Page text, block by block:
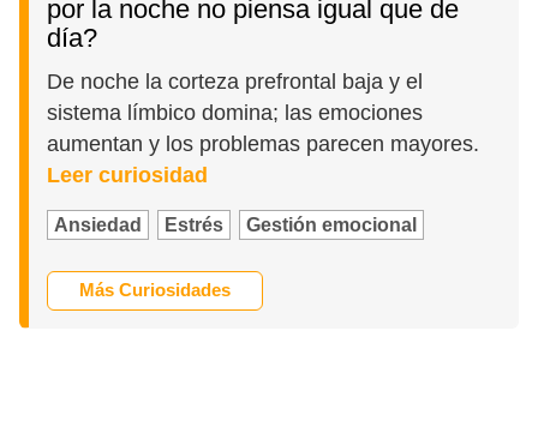
por la noche no piensa igual que de
día?
De noche la corteza prefrontal baja y el
sistema límbico domina; las emociones
aumentan y los problemas parecen mayores.
Leer curiosidad
Ansiedad Estrés Gestión emocional
Más Curiosidades